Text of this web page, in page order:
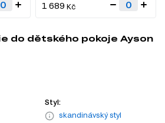
1 689 Kč
do dětského pokoje Ayson
Styl:
skandinávský styl